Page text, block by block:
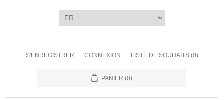
S'ENREGISTRER CONNEXION LISTE DE SOUHAITS (0)
PANIER (0)